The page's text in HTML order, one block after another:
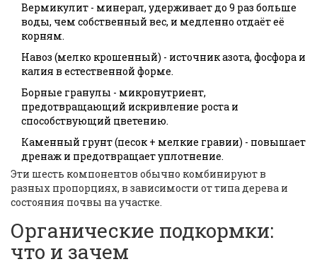
Вермикулит - минерал, удерживает до 9 раз больше
воды, чем собственный вес, и медленно отдаёт её
корням.
Навоз (мелко крошенный) - источник азота, фосфора и
калия в естественной форме.
Борные гранулы - микронутриент,
предотвращающий искривление роста и
способствующий цветению.
Каменный грунт(песок + мелкие гравии) - повышает
дренаж и предотвращает уплотнение.
Эти шесть компонентов обычно комбинируют в
разных пропорциях, в зависимости от типа дерева и
состояния почвы на участке.
Органические подкормки:
что и зачем